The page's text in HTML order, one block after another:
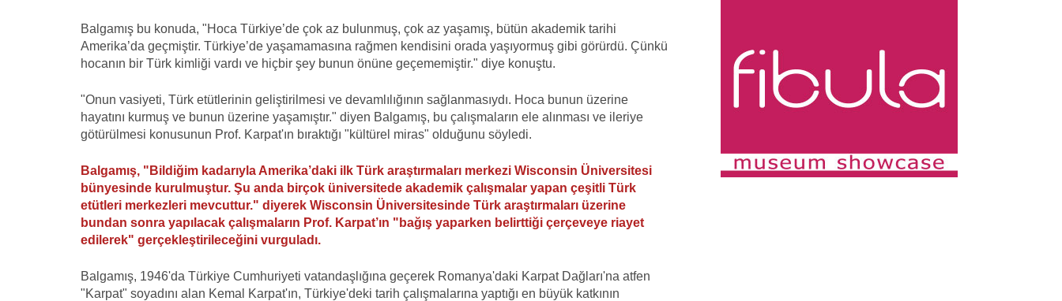
Balgamış bu konuda, "Hoca Türkiye’de çok az bulunmuş, çok az yaşamış, bütün akademik tarihi
Amerika’da geçmiştir. Türkiye’de yaşamamasına rağmen kendisini orada yaşıyormuş gibi görürdü. Çünkü
hocanın bir Türk kimliği vardı ve hiçbir şey bunun önüne geçememiştir." diye konuştu.
"Onun vasiyeti, Türk etütlerinin geliştirilmesi ve devamlılığının sağlanmasıydı. Hoca bunun üzerine
hayatını kurmuş ve bunun üzerine yaşamıştır." diyen Balgamış, bu çalışmaların ele alınması ve ileriye
götürülmesi konusunun Prof. Karpat'ın bıraktığı "kültürel miras" olduğunu söyledi.
Balgamış, "Bildiğim kadarıyla Amerika’daki ilk Türk araştırmaları merkezi Wisconsin Üniversitesi
bünyesinde kurulmuştur. Şu anda birçok üniversitede akademik çalışmalar yapan çeşitli Türk
etütleri merkezleri mevcuttur." diyerek Wisconsin Üniversitesinde Türk araştırmaları üzerine
bundan sonra yapılacak çalışmaların Prof. Karpat’ın "bağış yaparken belirttiği çerçeveye riayet
edilerek" gerçekleştirileceğini vurguladı.
Balgamış, 1946'da Türkiye Cumhuriyeti vatandaşlığına geçerek Romanya'daki Karpat Dağları'na atfen
"Karpat" soyadını alan Kemal Karpat'ın, Türkiye'deki tarih çalışmalarına yaptığı en büyük katkının